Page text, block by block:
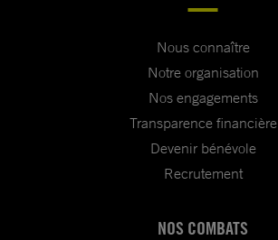
Nous connaître
Notre organisation
Nos engagements
Transparence financière
Devenir bénévole
Recrutement
NOS COMBATS